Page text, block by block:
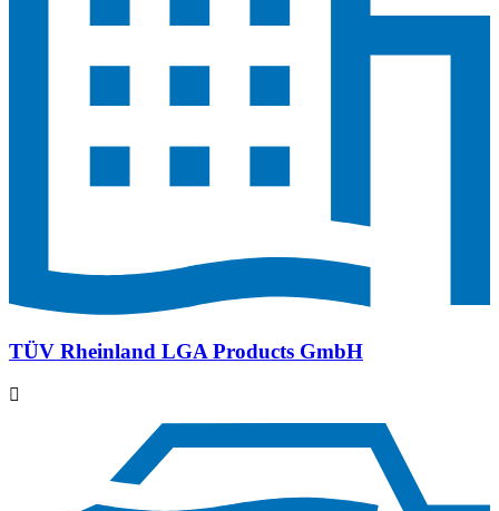
TÜV Rheinland LGA Products GmbH